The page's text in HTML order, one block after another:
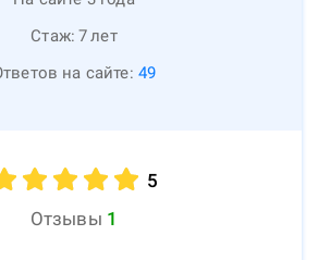
Стаж: 7лет
на сайте: 49
5
Отзывы 1